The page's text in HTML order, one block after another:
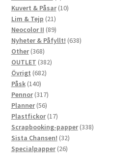
produkter
Kuvert & Påsar 1010
Lim & Tejp 2121
produkter
Neocolor II 8989
produkter
Nyheter & Påfyllt! 638638
Other 368368
produkter
OUTLET 382382
Övrigt 682682
Påsk 140140
produkter
Pennor 317317
produkter
Planner 5656
produkter
Plastfickor 1717
produkter
Scrapbooking-papper 338338
Sista Chansen! 3232
produkter
Specialpapper 2626